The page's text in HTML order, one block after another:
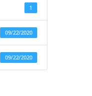
1
09/22/2020
09/22/2020